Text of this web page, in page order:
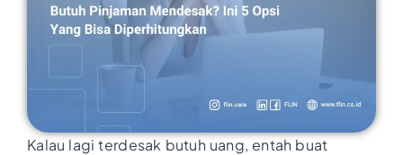
Kalau lagi terdesak butuh uang, entah buat